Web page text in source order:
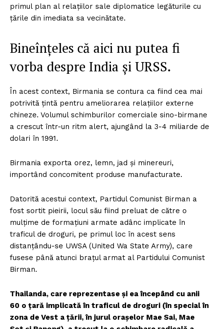
primul plan al relaţiilor sale diplomatice legăturile cu
ţările din imediata sa vecinătate.
Bineînţeles că aici nu putea fi
vorba despre India şi URSS.
În acest context, Birmania se contura ca fiind cea mai
potrivită ţintă pentru ameliorarea relaţiilor externe
chineze. Volumul schimburilor comerciale sino-birmane
a crescut într-un ritm alert, ajungând la 3-4 miliarde de
dolari în 1991.
Birmania exporta orez, lemn, jad şi minereuri,
importând concomitent produse manufacturate.
Datorită acestui context, Partidul Comunist Birman a
fost sortit pieirii, locul său fiind preluat de către o
mulţime de formaţiuni armate adânc implicate în
traficul de droguri, pe primul loc în acest sens
distanţându-se UWSA (United Wa State Army), care
fusese până atunci braţul armat al Partidului Comunist
Birman.
Thailanda, care reprezentase şi ea începând cu anii
60 o ţară implicată în traficul de droguri (în special în
zona de Vest a ţării, în jurul oraşelor Mae Sai, Mae